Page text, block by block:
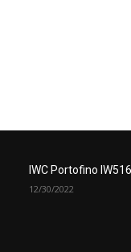
12/30/2022